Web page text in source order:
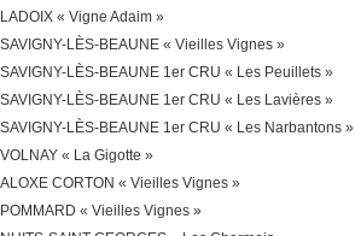
LADOIX « Vigne Adaim »
SAVIGNY-LÈS-BEAUNE « Vieilles Vignes »
SAVIGNY-LÈS-BEAUNE 1er CRU « Les Peuillets »
SAVIGNY-LÈS-BEAUNE 1er CRU « Les Lavières »
SAVIGNY-LÈS-BEAUNE 1er CRU « Les Narbantons »
VOLNAY « La Gigotte »
ALOXE CORTON « Vieilles Vignes »
POMMARD « Vieilles Vignes »